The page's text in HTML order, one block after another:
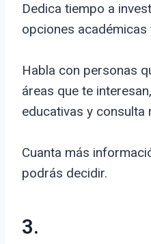
Dedica tiempo a
opciones
Habla con personas
áreas que te
educativas y consulta
Cuanta más
podrás decidir.
3.